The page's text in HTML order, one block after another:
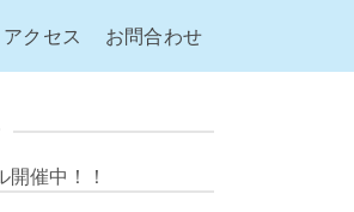
アクセス お問合わせ
開催中！！